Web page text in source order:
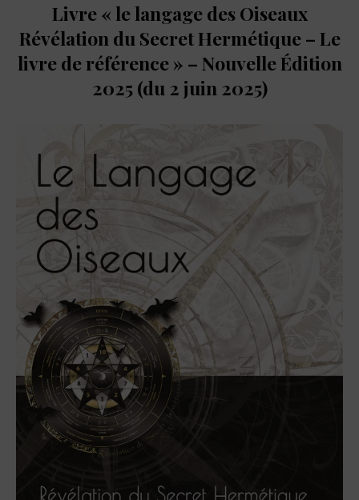
Livre « le langage des Oiseaux
Révélation du Secret Hermétique – Le
livre de référence » – Nouvelle Édition
2025 (du 2 juin 2025)